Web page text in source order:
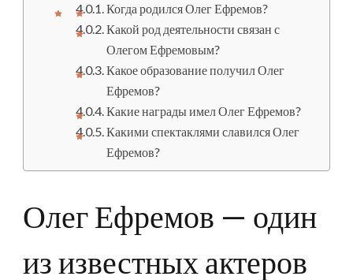
Когда родился Олег Ефремов?
Какой род деятельности связан с
Олегом Ефремовым?
Какое образование получил Олег
Ефремов?
Какие награды имел Олег Ефремов?
Какими спектаклями славился Олег
Ефремов?
Олег Ефремов — один
из известных актеров